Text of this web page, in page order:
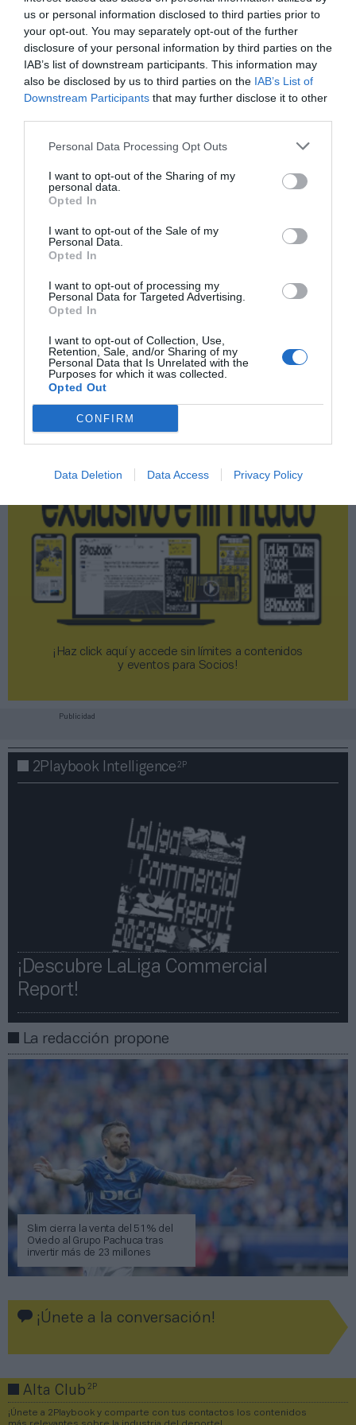
us or personal information disclosed to third parties prior to
your opt-out. You may separately opt-out of the further
disclosure of your personal information by third parties on the
IAB’s list of downstream participants. This information may
also be disclosed by us to third parties on the IAB’s List of
Downstream Participants that may further disclose it to other
Personal Data Processing Opt Outs
I want to opt-out of the Sharing of my
personal data.
Opted In
I want to opt-out of the Sale of my
Personal Data.
Opted In
I want to opt-out of processing my
Personal Data for Targeted Advertising.
Opted In
I want to opt-out of Collection, Use,
Retention, Sale, and/or Sharing of my
Personal Data that Is Unrelated with the
Purposes for which it was collected.
Opted Out
CONFIRM
Data Deletion Data Access Privacy Policy
Índex2P
estructura más heterogénea de toda LaLiga.
Añadir2Playbookcomo fuente preferida de Google
de forma gratuita
Mantente informado con las últimas noticias de actualidad.
ACTIVAR AHORA
Publicidad
2Playbook Club
¡Haz click aquí y accede sin límites a contenidos
y eventos para Socios!​​​​​​​
Publicidad
2Playbook Intelligence2P
¡Descubre LaLiga Commercial
Report!​​
La redacción propone
Slim cierra la venta del 51% del
Oviedo al Grupo Pachuca tras
invertir más de 23 millones
¡Únete a la conversación!
Alta Club2P
¡Únete a 2Playbook y comparte con tus contactos los contenidos